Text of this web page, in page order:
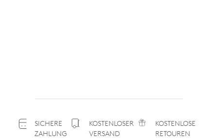
SICHERE
ZAHLUNG
KOSTENLOSER
VERSAND
KOSTENLOSE
RETOUREN